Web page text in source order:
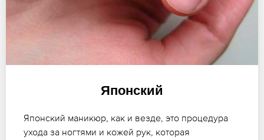
Японский
Японский маникюр, как и везде, это процедура
ухода за ногтями и кожей рук, которая